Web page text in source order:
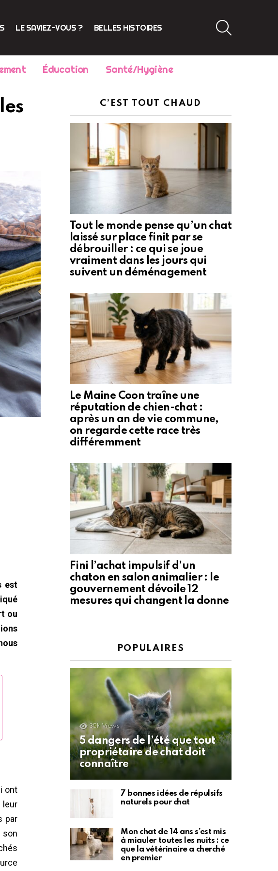
LE SAVIEZ-VOUS ? BELLES HISTOIRES
Éducation Santé/Hygiène
est
ou
ont
leur
par
son
C’EST TOUT CHAUD
Tout le monde pense qu’un chat
laissé sur place finit par se
débrouiller : ce qui se joue
vraiment dans les jours qui
suivent un déménagement
Le Maine Coon traîne une
réputation de chien-chat :
après un an de vie commune,
on regarde cette race très
différemment
Fini l’achat impulsif d’un
chaton en salon animalier : le
gouvernement dévoile 12
mesures qui changent la donne
POPULAIRES
35k Views
5 dangers de l’été que tout
propriétaire de chat doit
connaître
7 bonnes idées de répulsifs
naturels pour chat
Mon chat de 14 ans s’est mis
à miauler toutes les nuits : ce
que la vétérinaire a cherché
en premier